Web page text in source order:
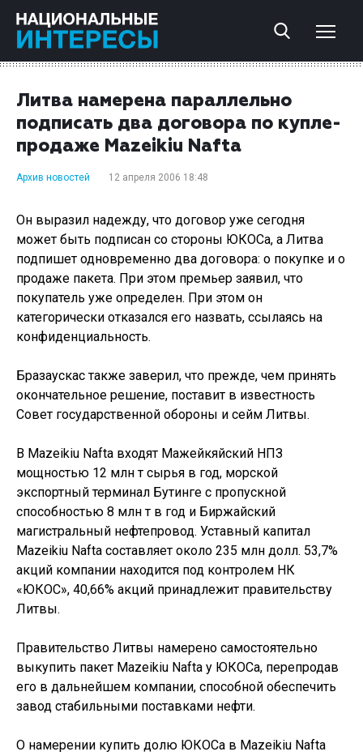
Литва намерена параллельно
подписать два договора по купле-
продаже Mazeikiu Nafta
Архив новостей 12 апреля 2006 18:48
Он выразил надежду, что договор уже сегодня
может быть подписан со стороны ЮКОСа, а Литва
подпишет одновременно два договора: о покупке и о
продаже пакета. При этом премьер заявил, что
покупатель уже определен. При этом он
категорически отказался его назвать, ссылаясь на
конфиденциальность.
Бразаускас также заверил, что прежде, чем принять
окончательное решение, поставит в известность
Совет государственной обороны и сейм Литвы.
В Mazeikiu Nafta входят Мажейкяйский НПЗ
мощностью 12 млн т сырья в год, морской
экспортный терминал Бутинге с пропускной
способностью 8 млн т в год и Биржайский
магистральный нефтепровод. Уставный капитал
Mazeikiu Nafta составляет около 235 млн долл. 53,7%
акций компании находится под контролем НК
«ЮКОС», 40,66% акций принадлежит правительству
Литвы.
Правительство Литвы намерено самостоятельно
выкупить пакет Mazeikiu Nafta у ЮКОСа, перепродав
его в дальнейшем компании, способной обеспечить
завод стабильными поставками нефти.
О намерении купить долю ЮКОСа в Mazeikiu Nafta